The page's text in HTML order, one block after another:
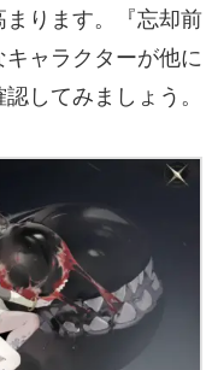
ります。『忘却前
ャラクターが他に
してみましょう。